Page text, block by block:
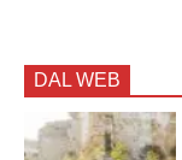
DAL WEB